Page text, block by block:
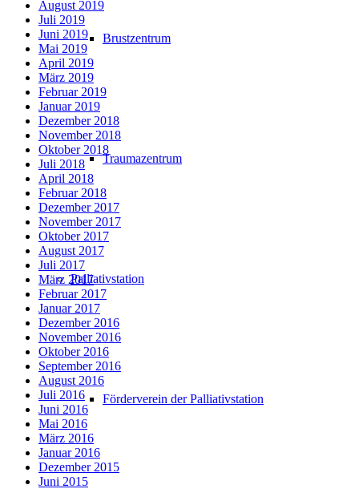
Brustzentrum
Traumazentrum
Palliativstation
Förderverein der Palliativstation
August 2019
Juli 2019
Juni 2019
Mai 2019
April 2019
März 2019
Februar 2019
Januar 2019
Dezember 2018
November 2018
Oktober 2018
Juli 2018
April 2018
Februar 2018
Dezember 2017
November 2017
Oktober 2017
August 2017
Juli 2017
März 2017
Februar 2017
Januar 2017
Dezember 2016
November 2016
Oktober 2016
September 2016
August 2016
Juli 2016
Juni 2016
Mai 2016
März 2016
Januar 2016
Dezember 2015
Juni 2015